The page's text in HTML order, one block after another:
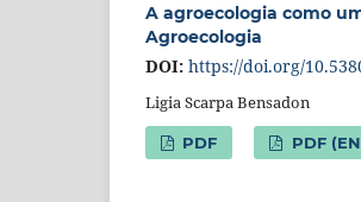
A agroecologia como
Agroecologia
DOI: https://doi.org/
Ligia Scarpa Bensadon
PDF PDF